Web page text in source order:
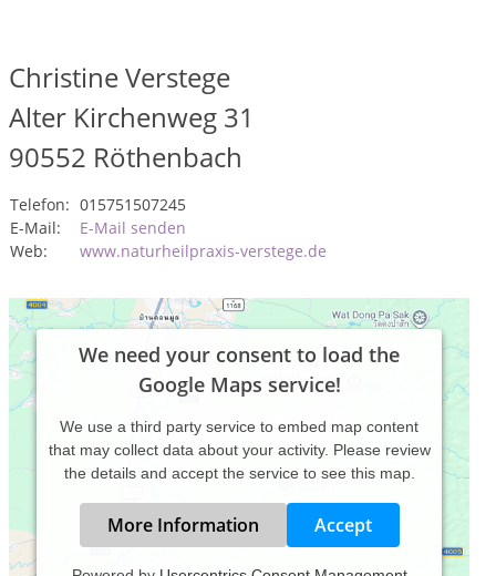
Christine Verstege
Alter Kirchenweg 31
90552 Röthenbach
Telefon: 015751507245
E-Mail:
E-Mail senden
Web:
www.naturheilpraxis-verstege.de
We need your consent to load the
Google Maps service!
We use a third party service to embed map content
that may collect data about your activity. Please review
the details and accept the service to see this map.
More Information Accept